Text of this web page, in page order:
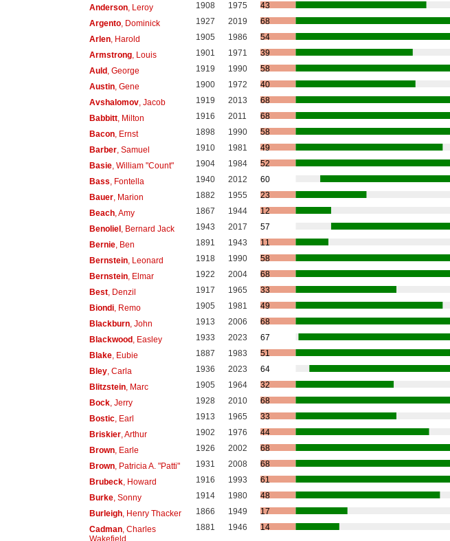
Anderson, Leroy 1908 1975
43
Argento, Dominick 1927 2019
68
Arlen, Harold 1905 1986
54
Armstrong, Louis 1901 1971
39
Auld, George 1919 1990
58
Austin, Gene 1900 1972
40
Avshalomov, Jacob 1919 2013
68
Babbitt, Milton 1916 2011
68
Bacon, Ernst 1898 1990
58
Barber, Samuel 1910 1981
49
Basie, William "Count" 1904 1984
52
Bass , Fontella 1940 2012
60
Bauer, Marion 1882 1955
23
Beach, Amy 1867 1944
12
Benoliel, Bernard Jack 1943 2017
57
Bernie, Ben 1891 1943
11
Bernstein, Leonard 1918 1990
58
Bernstein, Elmar 1922 2004
68
Best, Denzil 1917 1965
33
Biondi, Remo 1905 1981
49
Blackburn, John 1913 2006
68
Blackwood, Easley 1933 2023
67
Blake, Eubie 1887 1983
51
Bley, Carla 1936 2023
64
Blitzstein, Marc 1905 1964
32
Bock, Jerry 1928 2010
68
Bostic, Earl 1913 1965
33
Briskier, Arthur 1902 1976
44
Brown, Earle 1926 2002
68
Brown, Patricia A. "Patti" 1931 2008
68
Brubeck, Howard 1916 1993
61
Burke, Sonny 1914 1980
48
Burleigh, Henry Thacker 1866 1949
17
Cadman, Charles
Wakefield
1881 1946 14